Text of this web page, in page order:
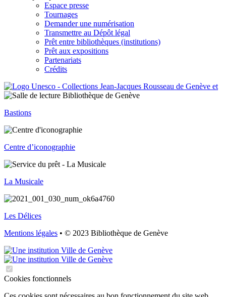
Espace presse
Tournages
Demander une numérisation
Transmettre au Dépôt légal
Prêt entre bibliothèques (institutions)
Prêt aux expositions
Partenariats
Crédits
Bastions
Centre d’iconographie
La Musicale
Les Délices
Mentions légales • © 2023 Bibliothèque de Genève
Cookies fonctionnels